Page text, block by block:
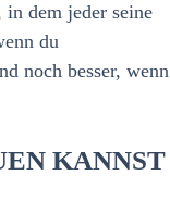
dem jeder seine
du
noch besser, wenn
KANNST